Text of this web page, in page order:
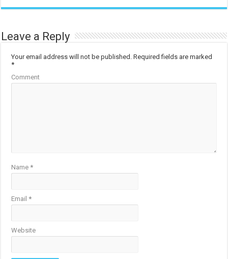
Leave a Reply
Your email address will not be published. Required fields are marked
*
Comment
Name*
Email*
Website